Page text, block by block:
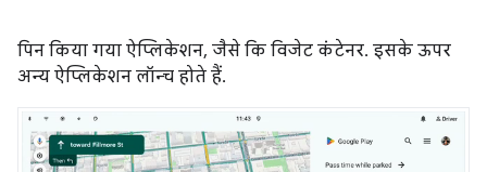
पिन किया गया ऐप्लिकेशन, जैसे कि विजेट कंटेनर. इसके ऊपर
अन्य ऐप्लिकेशन लॉन्च होते हैं.